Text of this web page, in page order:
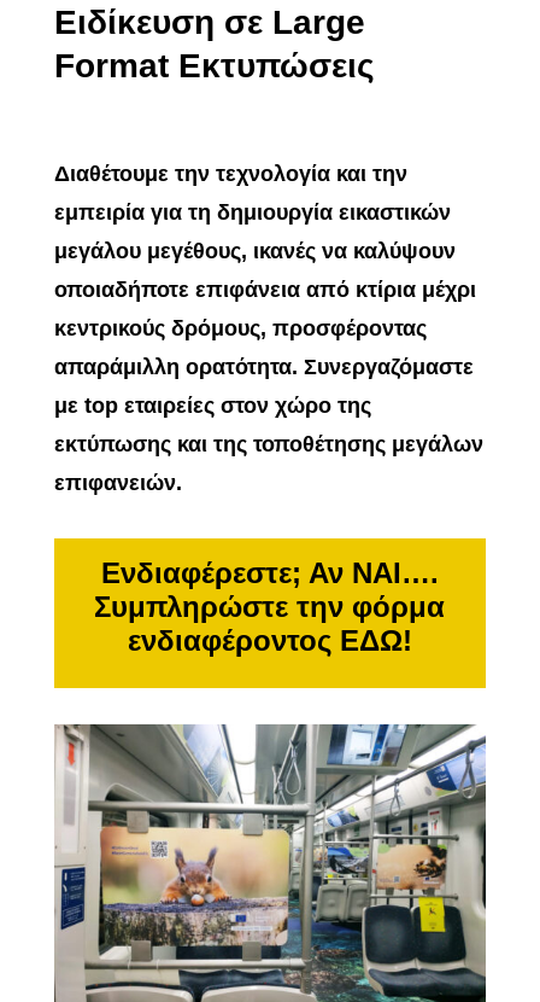
Ειδίκευση σε Large
Format Εκτυπώσεις
Διαθέτουμε την τεχνολογία και την
εμπειρία για τη δημιουργία εικαστικών
μεγάλου μεγέθους, ικανές να καλύψουν
οποιαδήποτε επιφάνεια από κτίρια μέχρι
κεντρικούς δρόμους, προσφέροντας
απαράμιλλη ορατότητα. Συνεργαζόμαστε
με top εταιρείες στον χώρο της
εκτύπωσης και της τοποθέτησης μεγάλων
επιφανειών.
Ενδιαφέρεστε; Αν ΝΑΙ….
Συμπληρώστε την φόρμα
ενδιαφέροντος ΕΔΩ!